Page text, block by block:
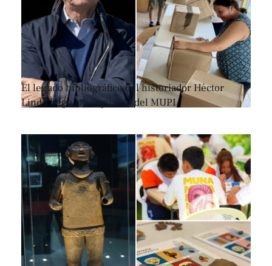
El legado bibliográfico del historiador Héctor
Lindo llega al resguardo del MUPI